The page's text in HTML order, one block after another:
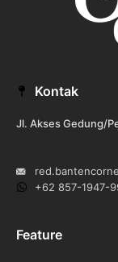
Kontak
Jl. Akses Gedung/
+62 857-1947-
Feature